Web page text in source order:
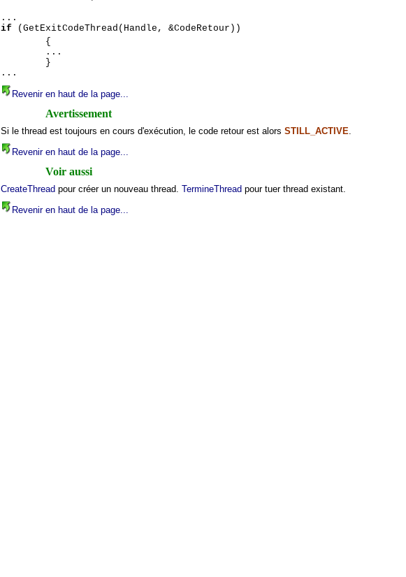
...
if(GetExitCodeThread(Handle, &CodeRetour))
{
...
}
...
Revenir en haut de la page...
Avertissement
Si le thread est toujours en cours d'exécution, le code retour est alors STILL_ACTIVE
Revenir en haut de la page...
Voir aussi
CreateThreadpour créer un nouveau thread. TermineThreadpour tuer thread existant.
Revenir en haut de la page...